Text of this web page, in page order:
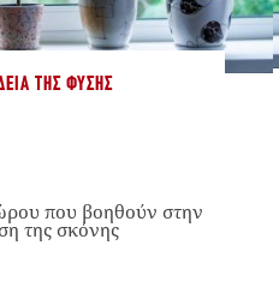
ΤΗΣ ΦΎΣΗΣ
που βοηθούν στην
της σκόνης